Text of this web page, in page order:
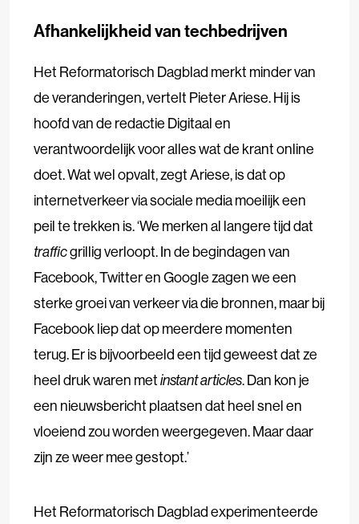
Afhankelijkheid van techbedrijven
Het Reformatorisch Dagblad merkt minder van
de veranderingen, vertelt Pieter Ariese. Hij is
hoofd van de redactie Digitaal en
verantwoordelijk voor alles wat de krant online
doet. Wat wel opvalt, zegt Ariese, is dat op
internetverkeer via sociale media moeilijk een
peil te trekken is. ‘We merken al langere tijd dat
trafficgrillig verloopt. In de begindagen van
Facebook, Twitter en Google zagen we een
sterke groei van verkeer via die bronnen, maar bij
Facebook liep dat op meerdere momenten
terug. Er is bijvoorbeeld een tijd geweest dat ze
heel druk waren metinstant articles. Dan kon je
een nieuwsbericht plaatsen dat heel snel en
vloeiend zou worden weergegeven. Maar daar
zijn ze weer mee gestopt.’
Het Reformatorisch Dagblad experimenteerde